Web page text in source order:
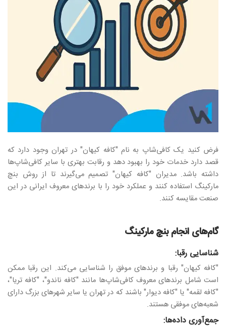
فرض کنید یک کافی‌شاپ به نام "کافه کیهان" در تهران وجود دارد که
قصد دارد خدمات خود را بهبود دهد و رقابت بهتری با سایر کافی‌شاپ‌ها
داشته باشد. مدیران "کافه کیهان" تصمیم می‌گیرند تا از روش بنچ
مارکینگ استفاده کنند و عملکرد خود را با برندهای معروف ایرانی در این
صنعت مقایسه کنند.
گام‌های انجامبنچ مارکینگ
شناسایی رقبا:
"کافه کیهان" رقبا و برندهای موفق را شناسایی می‌کند. این رقبا ممکن
است شامل برندهای معروف کافی‌شاپ‌ها مانند "کافه ناندو"، "کافه تریا"،
"کافه لقمه" یا "کافه دیوار" باشند که در تهران یا سایر شهرهای بزرگ دارای
شعبه‌های موفقی هستند.
جمع‌آوری داده‌ها: